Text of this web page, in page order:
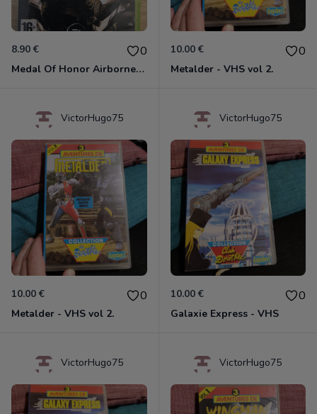
8.90 € 0
Medal Of Honor Airborne Xbox 360
10.00 € 0
Metalder - VHS vol 2.
VictorHugo75
10.00 € 0
Metalder - VHS vol 2.
VictorHugo75
10.00 € 0
Galaxie Express - VHS
VictorHugo75 VictorHugo75